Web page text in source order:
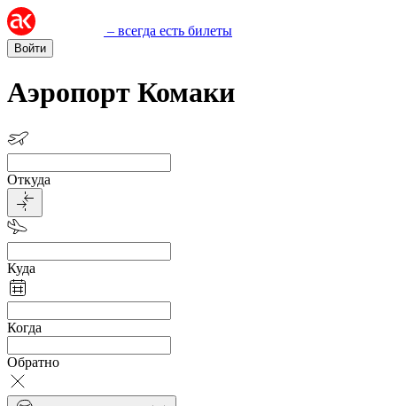
– всегда есть билеты
Войти
Аэропорт Комаки
Откуда
Куда
Когда
Обратно